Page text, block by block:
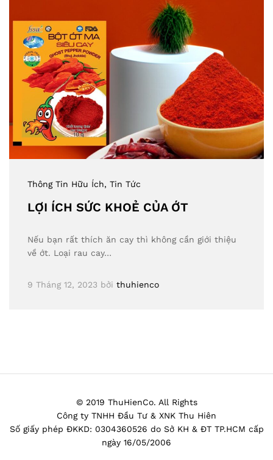
Thông Tin Hữu Ích, Tin Tức
LỢI ÍCH SỨC KHOẺ CỦA ỚT
Nếu bạn rất thích ăn cay thì không cần giới thiệu
về ớt. Loại rau cay…
9 Tháng 12, 2023 bởi thuhienco
© 2019 ThuHienCo. All Rights
Công ty TNHH Đầu Tư & XNK Thu Hiên
Số giấy phép ĐKKD: 0304360526 do Sở KH & ĐT TP.HCM cấp
ngày 16/05/2006